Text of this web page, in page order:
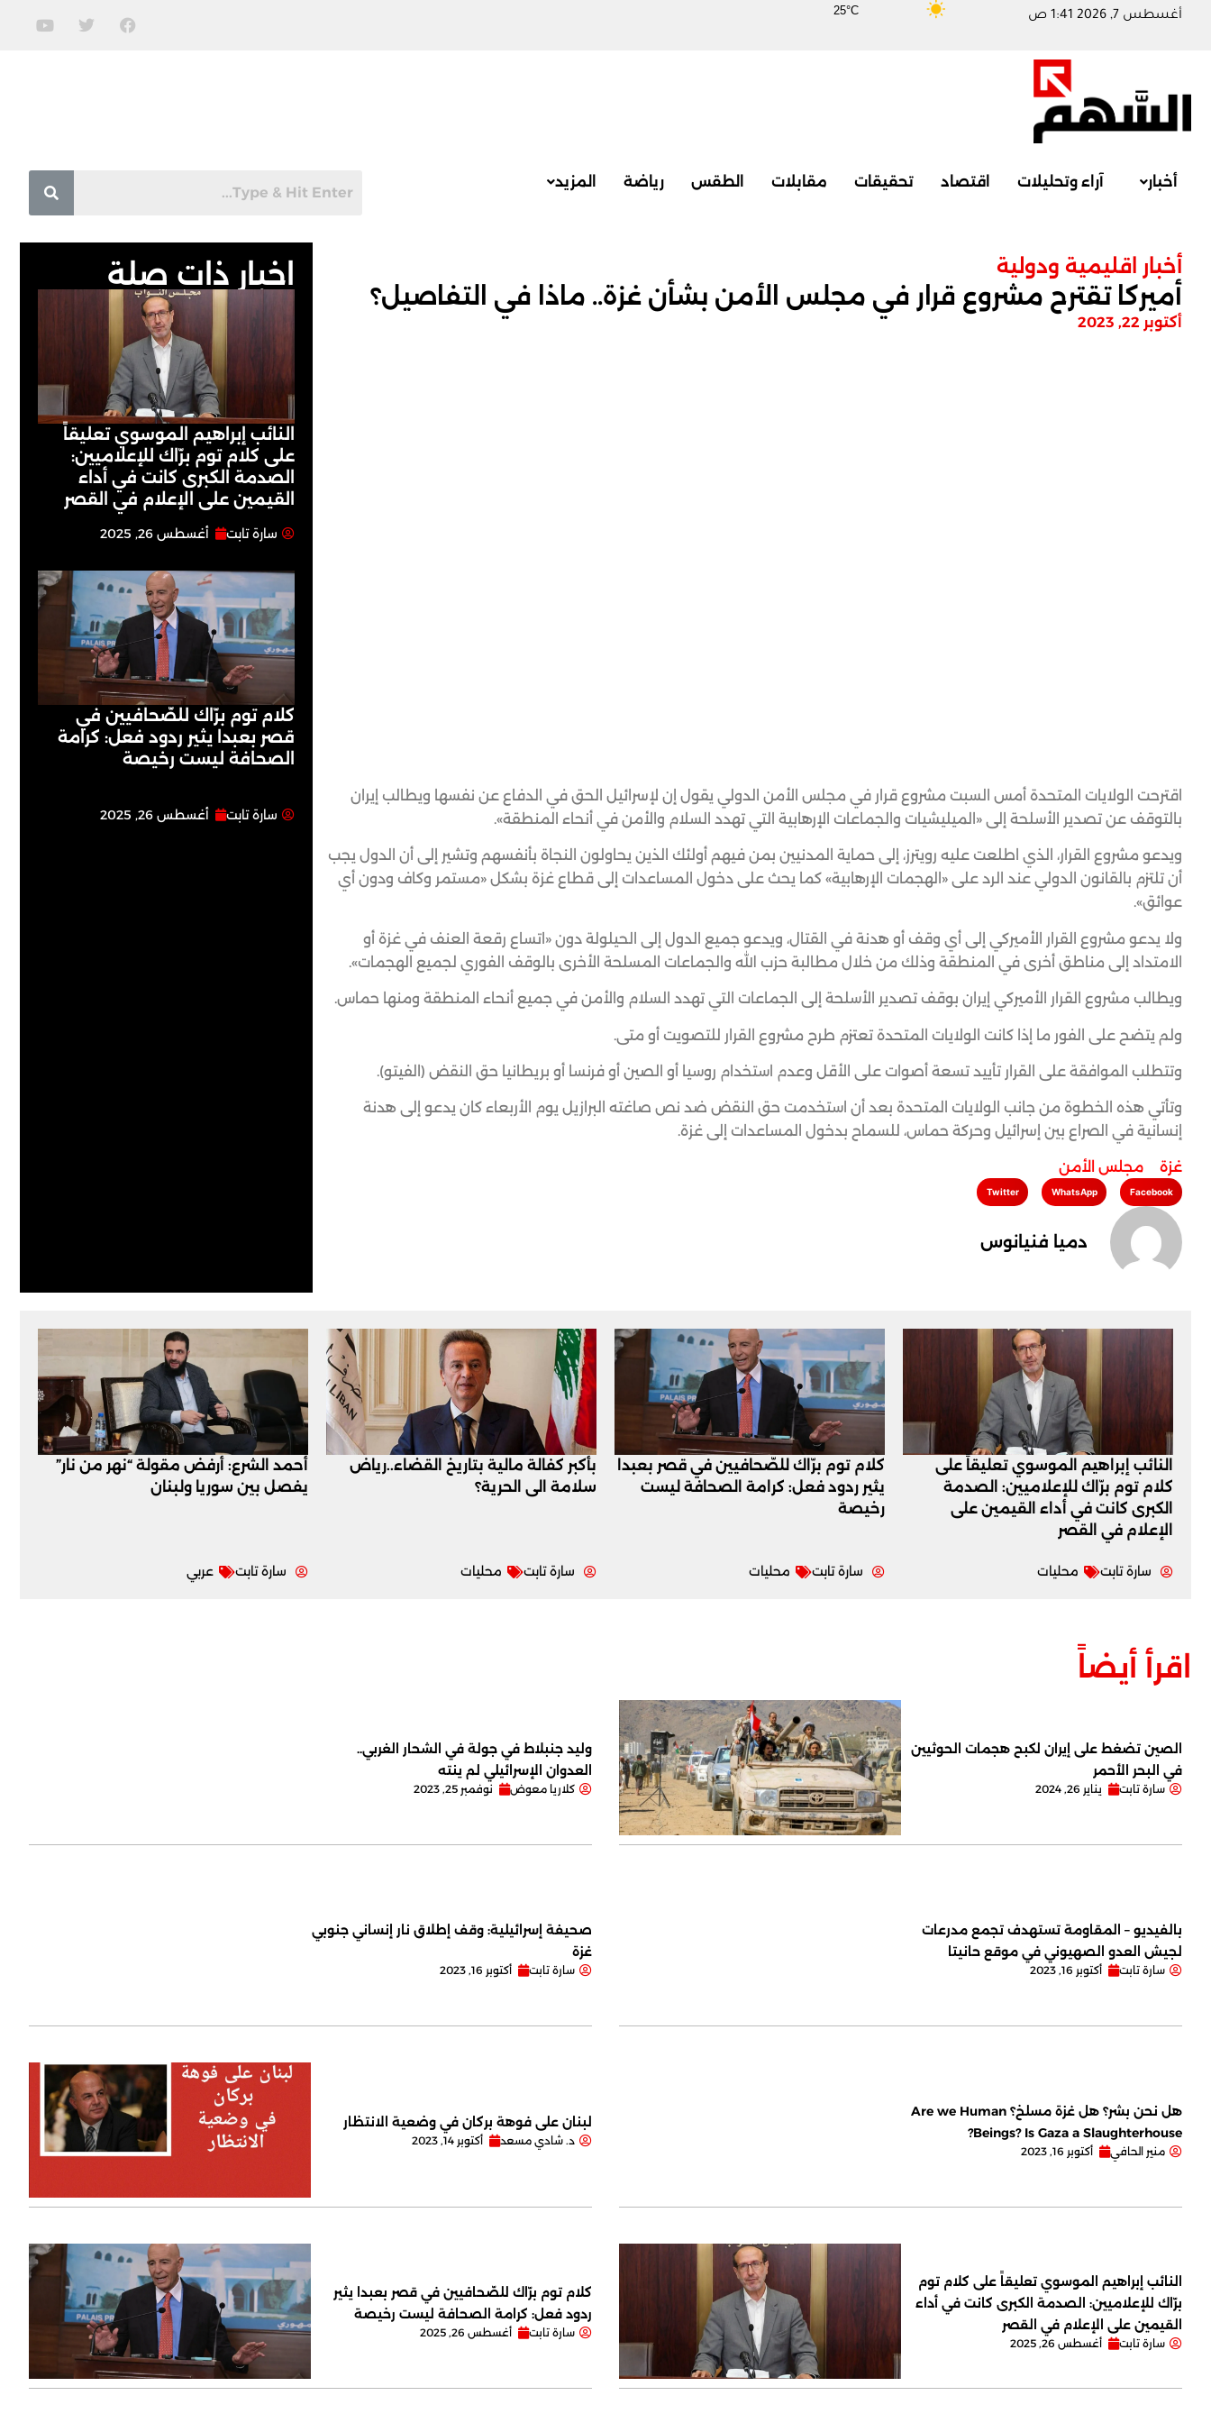
25°C أغسطس 7, 2026 1:41 ص
أخبار آراء وتحليلات اقتصاد تحقيقات مقابلات الطقس رياضة المزيد
اخبار ذات صلة
النائب إبراهيم الموسوي تعليقاً
على كلام توم برّاك للإعلاميين:
الصدمة الكبرى كانت في أداء
القيمين على ‏الإعلام في القصر
سارة تابت أغسطس 26, 2025
كلام توم برّاك للصّحافيين في
قصر بعبدا يثير ردود فعل: كرامة
الصحافة ليست رخيصة
سارة تابت أغسطس 26, 2025
أخبار اقليمية ودولية
أميركا تقترح مشروع قرار في مجلس الأمن بشأن غزة.. ماذا في التفاصيل؟
أكتوبر 22, 2023
اقترحت الولايات المتحدة أمس السبت مشروع قرار في مجلس الأمن الدولي يقول إن لإسرائيل الحق في الدفاع عن نفسها ويطالب إيران
بالتوقف عن تصدير الأسلحة إلى «الميليشيات والجماعات الإرهابية التي تهدد السلام والأمن في أنحاء المنطقة».
ويدعو مشروع القرار، الذي اطلعت عليه رويترز، إلى حماية المدنيين بمن فيهم أولئك الذين يحاولون النجاة بأنفسهم وتشير إلى أن الدول يجب
أن تلتزم بالقانون الدولي عند الرد على «الهجمات الإرهابية» كما يحث على دخول المساعدات إلى قطاع غزة بشكل «مستمر وكاف ودون أي
عوائق».
ولا يدعو مشروع القرار الأميركي إلى أي وقف أو هدنة في القتال، ويدعو جميع الدول إلى الحيلولة دون «اتساع رقعة العنف في غزة أو
الامتداد إلى مناطق أخرى في المنطقة وذلك من خلال مطالبة حزب الله والجماعات المسلحة الأخرى بالوقف الفوري لجميع الهجمات».
ويطالب مشروع القرار الأميركي إيران بوقف تصدير الأسلحة إلى الجماعات التي تهدد السلام والأمن في جميع أنحاء المنطقة ومنها حماس.
ولم يتضح على الفور ما إذا كانت الولايات المتحدة تعتزم طرح مشروع القرار للتصويت أو متى.
وتتطلب الموافقة على القرار تأييد تسعة أصوات على الأقل وعدم استخدام روسيا أو الصين أو فرنسا أو بريطانيا حق النقض (الفيتو).
وتأتي هذه الخطوة من جانب الولايات المتحدة بعد أن استخدمت حق النقض ضد نص صاغته البرازيل يوم الأربعاء كان يدعو إلى هدنة
إنسانية في الصراع بين إسرائيل وحركة حماس، للسماح بدخول المساعدات إلى غزة.
غزة مجلس الأمن
Facebook
WhatsApp
Twitter
دميا فنيانوس
النائب إبراهيم الموسوي تعليقاً على
كلام توم برّاك للإعلاميين: الصدمة
الكبرى كانت في أداء القيمين على
‏الإعلام في القصر
سارة تابت محليات
كلام توم برّاك للصّحافيين في قصر بعبدا
يثير ردود فعل: كرامة الصحافة ليست
رخيصة
سارة تابت محليات
بأكبر كفالة مالية بتاريخ القضاء..رياض
سلامة الى الحرية؟
سارة تابت محليات
أحمد الشرع: أرفض مقولة “نهر من نار”
يفصل بين سوريا ولبنان
سارة تابت عربي
اقرأ أيضاً
الصين تضغط على إيران لكبح هجمات الحوثيين
في البحر الأحمر
سارة تابت يناير 26, 2024
وليد جنبلاط في جولة في الشحار الغربي..
العدوان الإسرائيلي لم ينته
كلاريا معوض نوفمبر 25, 2023
بالفيديو – المقاومة تستهدف تجمع مدرعات
لجيش العدو الصهيوني في موقع حانيتا
سارة تابت أكتوبر 16, 2023
صحيفة إسرائيلية: وقف إطلاق نار إنساني جنوبي
غزة
سارة تابت أكتوبر 16, 2023
هل نحن بشر؟ هل غزة مسلخ؟ Are we Human
Beings? Is Gaza a Slaughterhouse?
منير الحافي أكتوبر 16, 2023
لبنان على فوهة بركان في وضعية الانتظار
د. شادي مسعد أكتوبر 14, 2023
النائب إبراهيم الموسوي تعليقاً على كلام توم
برّاك للإعلاميين: الصدمة الكبرى كانت في أداء
القيمين على ‏الإعلام في القصر
سارة تابت أغسطس 26, 2025
كلام توم برّاك للصّحافيين في قصر بعبدا يثير
ردود فعل: كرامة الصحافة ليست رخيصة
سارة تابت أغسطس 26, 2025